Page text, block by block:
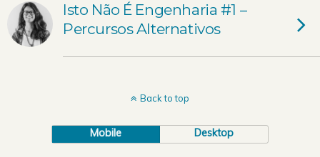
Isto Não É Engenharia #1 –
Percursos Alternativos
Back to top
Mobile Desktop